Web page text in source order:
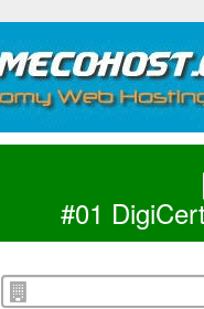
#01